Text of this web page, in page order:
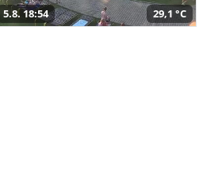
5.8. 18:54 29,1 °C